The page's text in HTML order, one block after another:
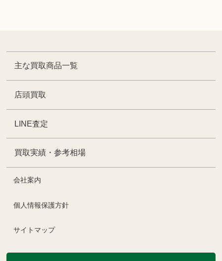
主な買取商品一覧
店頭買取
LINE査定
買取実績・参考相場
会社案内
個人情報保護方針
サイトマップ